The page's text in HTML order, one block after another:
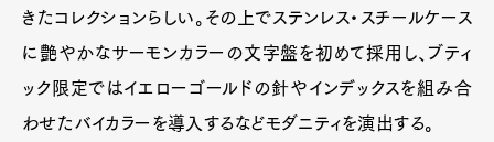
Art&DesignWatchFashion
GourmetCars
ProductCultureLifestyle
きたコレクションらしい。その上でステンレス・スチールケース
に艶やかなサーモンカラーの文字盤を初めて採用し、ブティ
ック限定ではイエローゴールドの針やインデックスを組み合
わせたバイカラーを導入するなどモダニティを演出する。